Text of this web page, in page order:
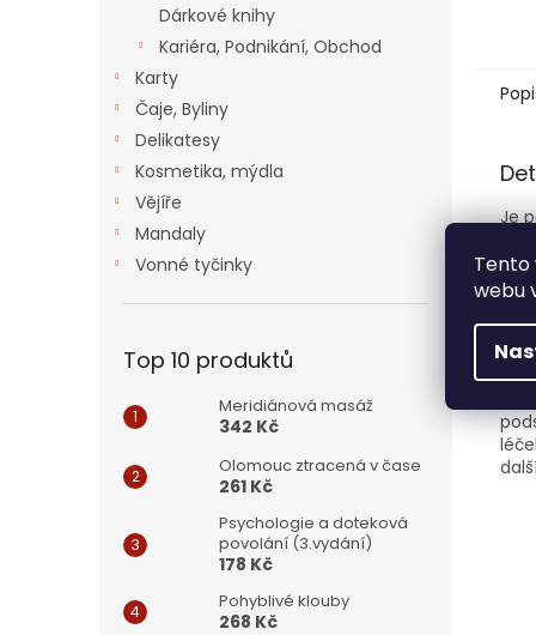
Tento
webu
Dárkové knihy
Kariéra, Podnikání, Obchod
Karty
Čaje, Byliny
Delikatesy
Kosmetika, mýdla
Vějíře
Mandaly
Vonné tyčinky
Top 10 produktů
Meridiánová masáž
342 Kč
Olomouc ztracená v čase
261 Kč
Psychologie a doteková
povolání (3.vydání)
178 Kč
Pohyblivé klouby
268 Kč
Je